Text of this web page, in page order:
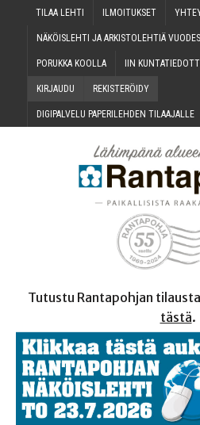
TILAA LEH­TI ILMOI­TUK­SET
NÄKÖIS­LEH­TI JA ARKIS­TO­LEH­TIÄ
PORUK­KA KOOLLA IIN
KIR­JAU­DU REKIS­TE­RÖI­DY
DIGI­PAL­VE­LU PAPE­RI­LEH­DEN TILAAJALLE
Tutustu Rantapohjan
tästä.